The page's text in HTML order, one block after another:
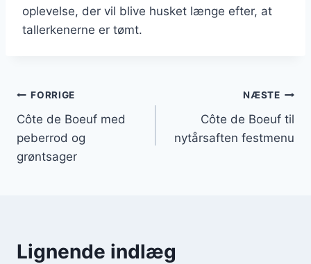
oplevelse, der vil blive husket længe efter, at
tallerkenerne er tømt.
Indlægsnavigation
FORRIGE
Côte de Boeuf med
peberrod og
grøntsager
NÆSTE
Côte de Boeuf til
nytårsaften festmenu
Lignende indlæg